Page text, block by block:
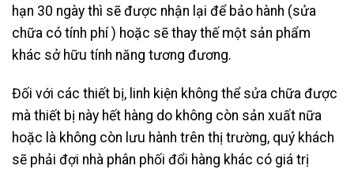
hạn 30 ngày thì sẽ được nhận lại để bảo hành (sửa
chữa có tính phí ) hoặc sẽ thay thế một sản phẩm
khác sở hữu tính năng tương đương.
Đối với các thiết bị, linh kiện không thể sửa chữa được
mà thiết bị này hết hàng do không còn sản xuất nữa
hoặc là không còn lưu hành trên thị trường, quý khách
sẽ phải đợi nhà phân phối đổi hàng khác có giá trị